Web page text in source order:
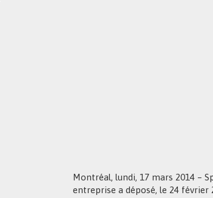
Montréal, lundi, 17 mars 2014 –
entreprise a déposé, le 24 février